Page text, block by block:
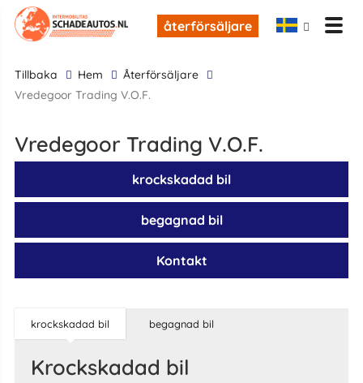
återförsäljare
tillbaka Hem
återförsäljare
Vredegoor Trading V.O.F.
Vredegoor Trading V.O.F.
krockskadad bil
begagnad bil
Kontakt
krockskadad bil begagnad bil
krockskadad bil